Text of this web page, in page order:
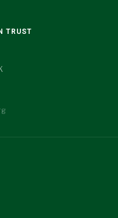
TRUST